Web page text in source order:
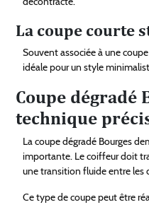
La coupe courte
Souvent associée à une
idéale pour un style
Coupe dégradé
technique
La coupe dégradé Bourges
importante. Le coiffeur doit
une transition fluide entre les
Ce type de coupe peut être